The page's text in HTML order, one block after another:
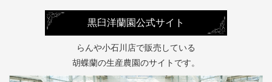
黒臼洋蘭園公式サイト
らんや小石川店で販売している
胡蝶蘭の生産農園のサイトです。